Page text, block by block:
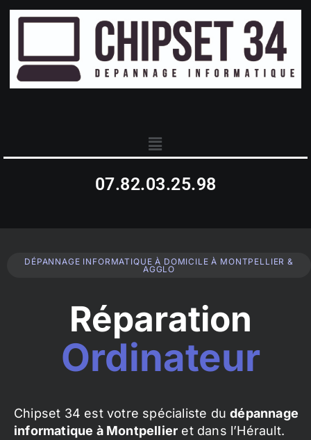
07.82.03.25.98
DÉPANNAGE INFORMATIQUE À DOMICILE À MONTPELLIER &
AGGLO
Réparation
Ordinateur
Chipset 34 est votre spécialiste dudépannage
informatique à Montpellier et dans l’Hérault.